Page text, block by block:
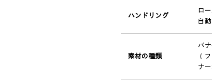
ハンドリング
ロー
自動
素材の種類
バナ
（フ
ナー